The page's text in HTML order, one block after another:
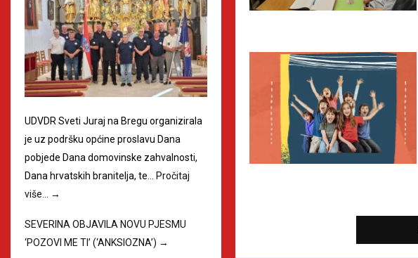
UDVDR Sveti Juraj na Bregu organizirala
je uz podršku općine proslavu Dana
pobjede Dana domovinske zahvalnosti,
Dana hrvatskih branitelja, te…
Pročitaj
više…
→
SEVERINA OBJAVILA NOVU PJESMU
‘POZOVI ME TI’ (‘ANKSIOZNA’) →